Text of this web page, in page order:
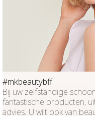
#mkbeautybff
Bij uw zelfstandige
fantastische producten,
advies. U wilt ook van